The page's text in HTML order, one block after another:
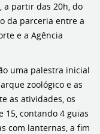
partir das 20h, do
da parceria entre a
e a Agência
uma palestra inicial
zoológico e as
as atividades, os
15, contando 4 guias
com lanternas, a fim